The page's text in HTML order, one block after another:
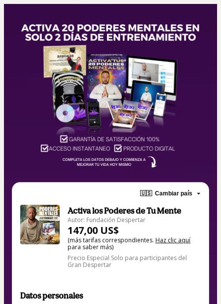
🇺🇸 Cambiar país
Activa los Poderes de Tu Mente
Autor: Fundación Despertar
147,00 US$
(más tarifas correspondientes. Haz clic aquí
para saber más)
Precio Especial Solo para participantes del
Gran Despertar
Datos personales